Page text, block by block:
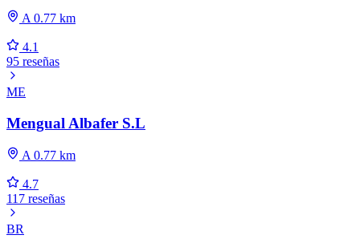
A 0.77 km
4.1
95 reseñas
ME
Mengual Albafer S.L
A 0.77 km
4.7
117 reseñas
BR